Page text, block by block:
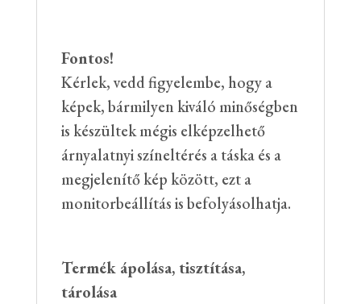
Fontos!
Kérlek, vedd figyelembe, hogy a
képek, bármilyen kiváló minőségben
is készültek mégis elképzelhető
árnyalatnyi színeltérés a táska és a
megjelenítő kép között, ezt a
monitorbeállítás is befolyásolhatja.
Termék ápolása, tisztítása,
tárolása